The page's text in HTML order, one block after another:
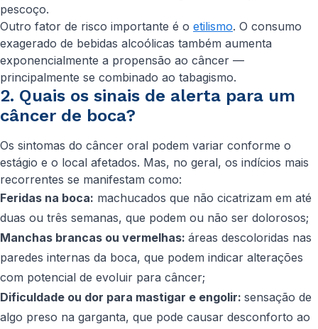
pescoço.
Outro fator de risco importante é o etilismo. O consumo
exagerado de bebidas alcoólicas também aumenta
exponencialmente a propensão ao câncer —
principalmente se combinado ao tabagismo.
2. Quais os sinais de alerta para um
câncer de boca?
Os sintomas do câncer oral podem variar conforme o
estágio e o local afetados. Mas, no geral, os indícios mais
recorrentes se manifestam como:
Feridas na boca: machucados que não cicatrizam em até
duas ou três semanas, que podem ou não ser dolorosos;
Manchas brancas ou vermelhas: áreas descoloridas nas
paredes internas da boca, que podem indicar alterações
com potencial de evoluir para câncer;
Dificuldade ou dor para mastigar e engolir: sensação de
algo preso na garganta, que pode causar desconforto ao